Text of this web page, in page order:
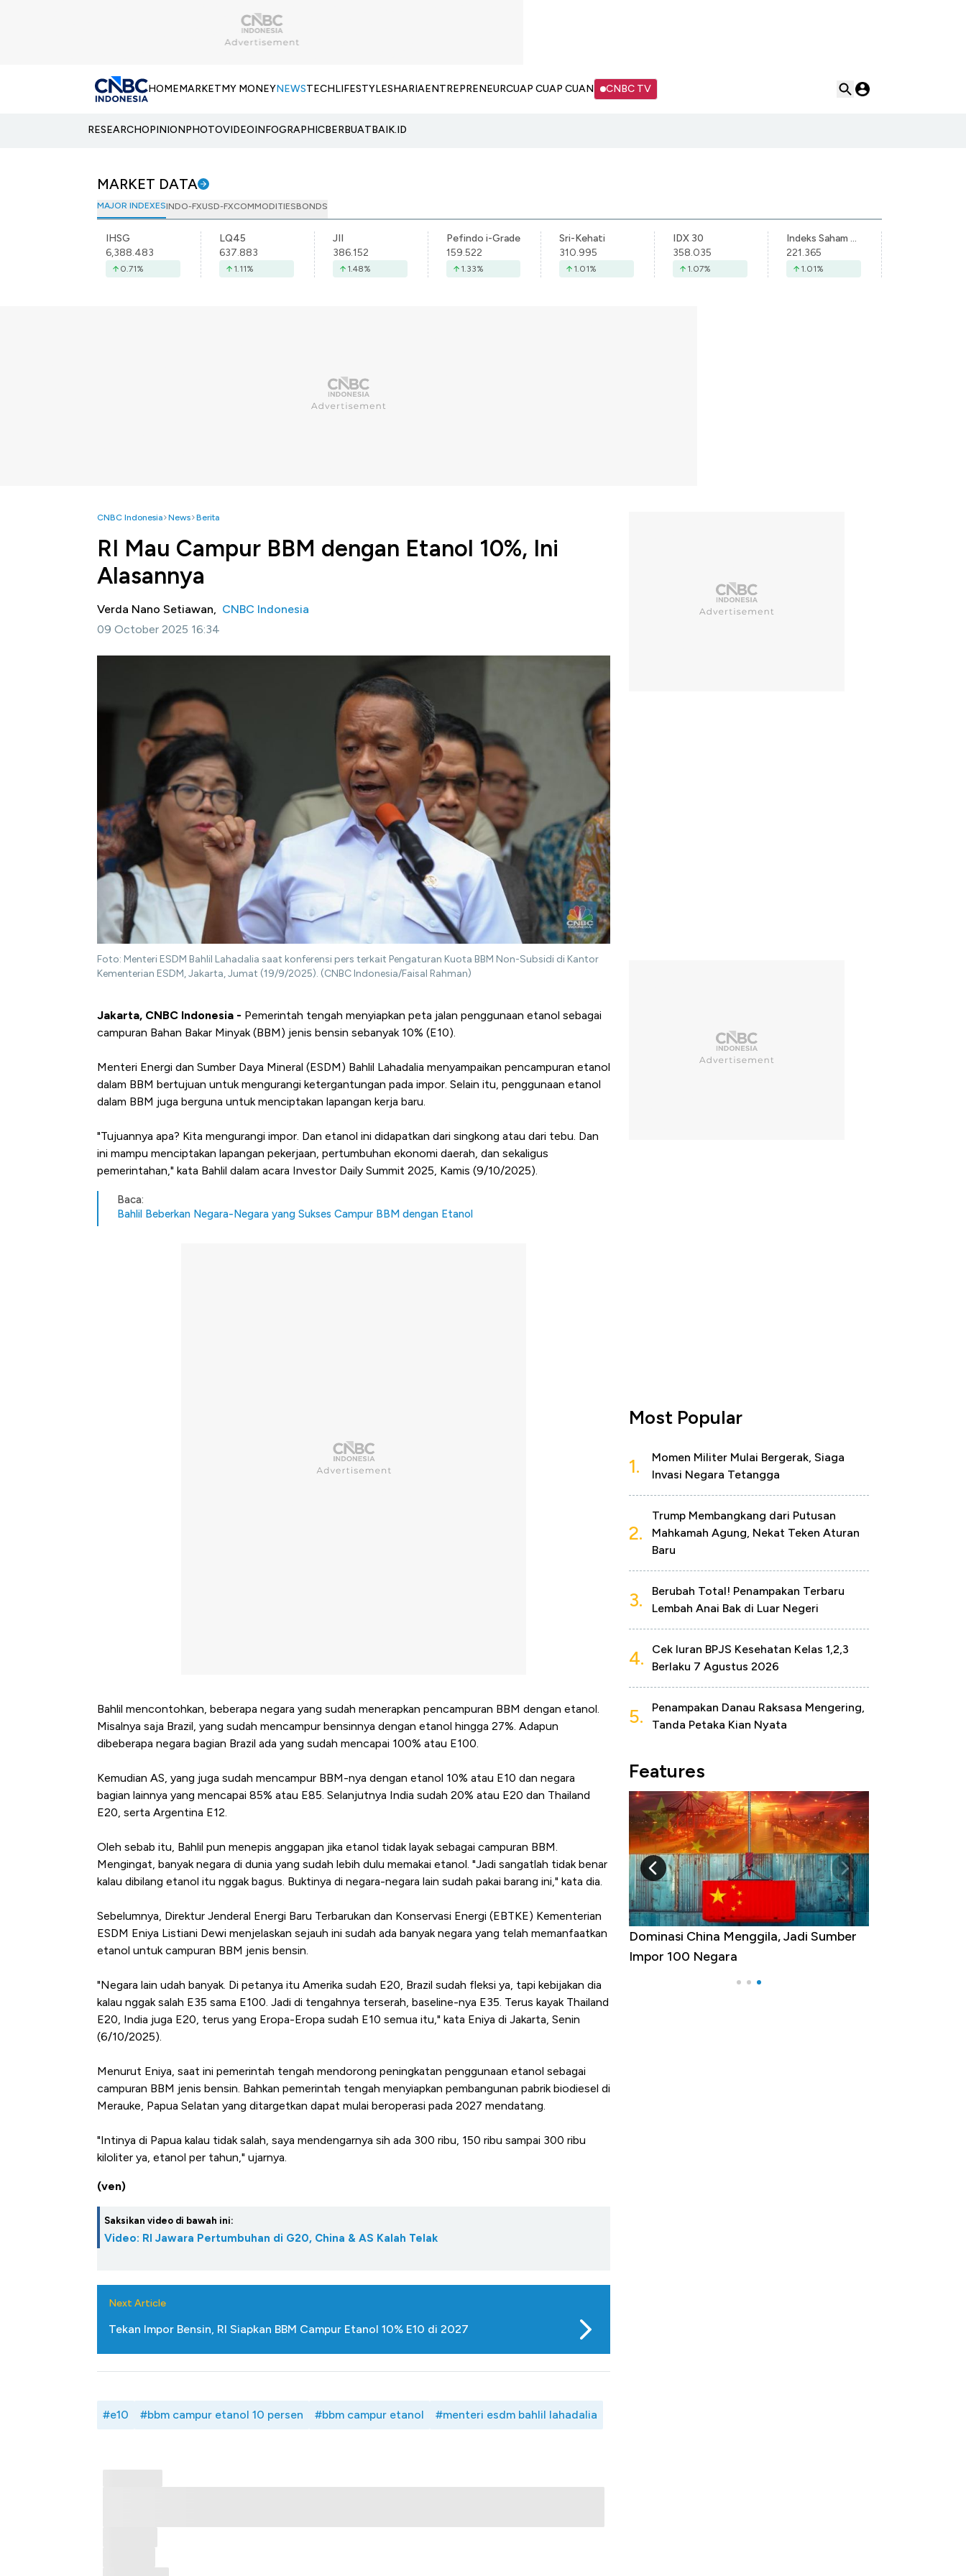
HOMEMARKETMY MONEYNEWSTECHLIFESTYLESHARIAENTREPRENEURCUAP CUAP CUAN CNBC TV
RESEARCHOPINIONPHOTOVIDEOINFOGRAPHICBERBUATBAIK.ID
MARKET DATA
MAJOR INDEXESINDO-FXUSD-FXCOMMODITIESBONDS
IHSG
6,388.483
0.71%
LQ45
637.883
1.11%
JII
386.152
1.48%
Pefindo i-Grade
159.522
1.33%
Sri-Kehati
310.995
1.01%
IDX 30
358.035
1.07%
Indeks Saham Syariah Indonesia
221.365
1.01%
CNBC Indonesia News Berita
RI Mau Campur BBM dengan Etanol 10%, Ini
Alasannya
Verda Nano Setiawan, CNBC Indonesia
09 October 2025 16:34
Foto: Menteri ESDM Bahlil Lahadalia saat konferensi pers terkait Pengaturan Kuota BBM Non-Subsidi di Kantor
Kementerian ESDM, Jakarta, Jumat (19/9/2025). (CNBC Indonesia/Faisal Rahman)
Jakarta, CNBC Indonesia - Pemerintah tengah menyiapkan peta jalan penggunaan etanol sebagai
campuran Bahan Bakar Minyak (BBM) jenis bensin sebanyak 10% (E10).
Menteri Energi dan Sumber Daya Mineral (ESDM) Bahlil Lahadalia menyampaikan pencampuran etanol
dalam BBM bertujuan untuk mengurangi ketergantungan pada impor. Selain itu, penggunaan etanol
dalam BBM juga berguna untuk menciptakan lapangan kerja baru.
"Tujuannya apa? Kita mengurangi impor. Dan etanol ini didapatkan dari singkong atau dari tebu. Dan
ini mampu menciptakan lapangan pekerjaan, pertumbuhan ekonomi daerah, dan sekaligus
pemerintahan," kata Bahlil dalam acara Investor Daily Summit 2025, Kamis (9/10/2025).
Baca:
Bahlil Beberkan Negara-Negara yang Sukses Campur BBM dengan Etanol
Bahlil mencontohkan, beberapa negara yang sudah menerapkan pencampuran BBM dengan etanol.
Misalnya saja Brazil, yang sudah mencampur bensinnya dengan etanol hingga 27%. Adapun
dibeberapa negara bagian Brazil ada yang sudah mencapai 100% atau E100.
Kemudian AS, yang juga sudah mencampur BBM-nya dengan etanol 10% atau E10 dan negara
bagian lainnya yang mencapai 85% atau E85. Selanjutnya India sudah 20% atau E20 dan Thailand
E20, serta Argentina E12.
Oleh sebab itu, Bahlil pun menepis anggapan jika etanol tidak layak sebagai campuran BBM.
Mengingat, banyak negara di dunia yang sudah lebih dulu memakai etanol. "Jadi sangatlah tidak benar
kalau dibilang etanol itu nggak bagus. Buktinya di negara-negara lain sudah pakai barang ini," kata dia.
Sebelumnya, Direktur Jenderal Energi Baru Terbarukan dan Konservasi Energi (EBTKE) Kementerian
ESDM Eniya Listiani Dewi menjelaskan sejauh ini sudah ada banyak negara yang telah memanfaatkan
etanol untuk campuran BBM jenis bensin.
"Negara lain udah banyak. Di petanya itu Amerika sudah E20, Brazil sudah fleksi ya, tapi kebijakan dia
kalau nggak salah E35 sama E100. Jadi di tengahnya terserah, baseline-nya E35. Terus kayak Thailand
E20, India juga E20, terus yang Eropa-Eropa sudah E10 semua itu," kata Eniya di Jakarta, Senin
(6/10/2025).
Menurut Eniya, saat ini pemerintah tengah mendorong peningkatan penggunaan etanol sebagai
campuran BBM jenis bensin. Bahkan pemerintah tengah menyiapkan pembangunan pabrik biodiesel di
Merauke, Papua Selatan yang ditargetkan dapat mulai beroperasi pada 2027 mendatang.
"Intinya di Papua kalau tidak salah, saya mendengarnya sih ada 300 ribu, 150 ribu sampai 300 ribu
kiloliter ya, etanol per tahun," ujarnya.
(ven)
Saksikan video di bawah ini:
Video: RI Jawara Pertumbuhan di G20, China & AS Kalah Telak
Next Article
Tekan Impor Bensin, RI Siapkan BBM Campur Etanol 10% E10 di 2027
#e10 #bbm campur etanol 10 persen #bbm campur etanol #menteri esdm bahlil lahadalia
Most Popular
1.
Momen Militer Mulai Bergerak, Siaga
Invasi Negara Tetangga
2.
Trump Membangkang dari Putusan
Mahkamah Agung, Nekat Teken Aturan
Baru
3.
Berubah Total! Penampakan Terbaru
Lembah Anai Bak di Luar Negeri
4.
Cek Iuran BPJS Kesehatan Kelas 1,2,3
Berlaku 7 Agustus 2026
5.
Penampakan Danau Raksasa Mengering,
Tanda Petaka Kian Nyata
Features
Harga Batu Bara Bangkit, Ada Kabar
Baik Buat Pengusaha RI
Harga Emas Jatuh Usai Terbang 3 Hari,
Dominasi China Menggila, Jadi Sumber
Impor 100 Negara